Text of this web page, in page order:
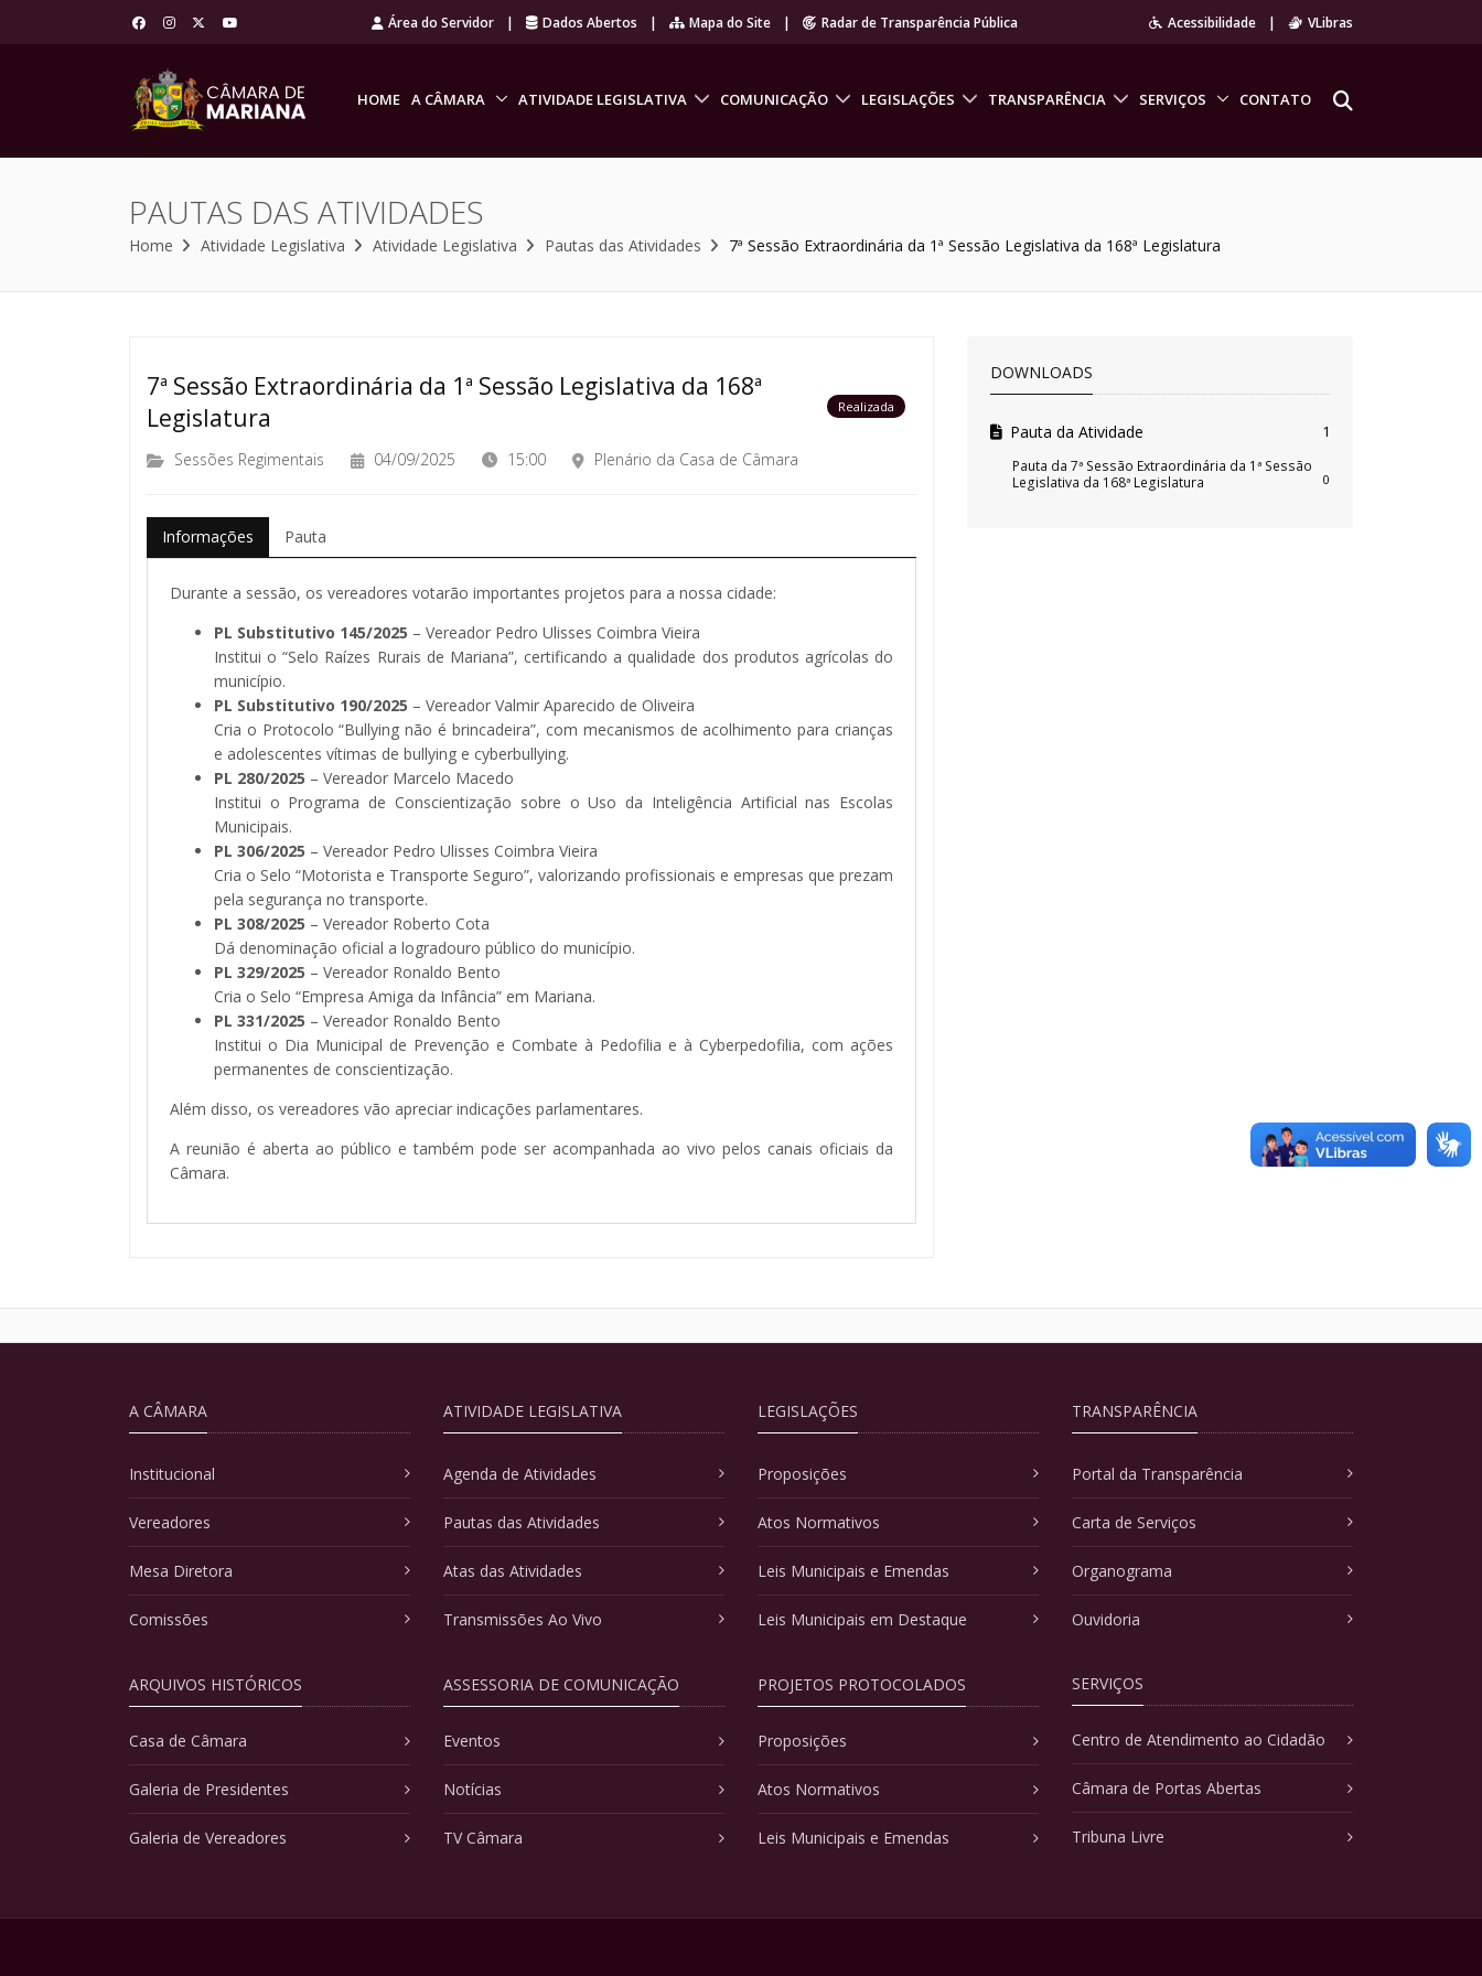
Área do Servidor | Dados Abertos | Mapa do Site | Radar de Transparência Pública Acessibilidade | VLibras
HOME A CÂMARA ATIVIDADE LEGISLATIVA COMUNICAÇÃO LEGISLAÇÕES TRANSPARÊNCIA SERVIÇOS CONTATO
PAUTAS DAS ATIVIDADES
Home Atividade Legislativa Atividade Legislativa Pautas das Atividades 7ª Sessão Extraordinária da 1ª Sessão Legislativa da 168ª Legislatura
7ª Sessão Extraordinária da 1ª Sessão Legislativa da 168ª
Legislatura
Realizada
Sessões Regimentais 04/09/2025 15:00 Plenário da Casa de Câmara
Informações Pauta
Durante a sessão, os vereadores votarão importantes projetos para a nossa cidade:
PL Substitutivo 145/2025 – Vereador Pedro Ulisses Coimbra Vieira
Institui o “Selo Raízes Rurais de Mariana”, certificando a qualidade dos produtos agrícolas do
município.
PL Substitutivo 190/2025 – Vereador Valmir Aparecido de Oliveira
Cria o Protocolo “Bullying não é brincadeira”, com mecanismos de acolhimento para crianças
e adolescentes vítimas de bullying e cyberbullying.
PL 280/2025 – Vereador Marcelo Macedo
Institui o Programa de Conscientização sobre o Uso da Inteligência Artificial nas Escolas
Municipais.
PL 306/2025 – Vereador Pedro Ulisses Coimbra Vieira
Cria o Selo “Motorista e Transporte Seguro”, valorizando profissionais e empresas que prezam
pela segurança no transporte.
PL 308/2025 – Vereador Roberto Cota
Dá denominação oficial a logradouro público do município.
PL 329/2025 – Vereador Ronaldo Bento
Cria o Selo “Empresa Amiga da Infância” em Mariana.
PL 331/2025 – Vereador Ronaldo Bento
Institui o Dia Municipal de Prevenção e Combate à Pedofilia e à Cyberpedofilia, com ações
permanentes de conscientização.
Além disso, os vereadores vão apreciar indicações parlamentares.
A reunião é aberta ao público e também pode ser acompanhada ao vivo pelos canais oficiais da
Câmara.
DOWNLOADS
Pauta da Atividade 1
Pauta da 7ª Sessão Extraordinária da 1ª Sessão
Legislativa da 168ª Legislatura
0
A CÂMARA
Institucional
Vereadores
Mesa Diretora
Comissões
ARQUIVOS HISTÓRICOS
Casa de Câmara
Galeria de Presidentes
Galeria de Vereadores
ATIVIDADE LEGISLATIVA
Agenda de Atividades
Pautas das Atividades
Atas das Atividades
Transmissões Ao Vivo
ASSESSORIA DE COMUNICAÇÃO
Eventos
Notícias
TV Câmara
LEGISLAÇÕES
Proposições
Atos Normativos
Leis Municipais e Emendas
Leis Municipais em Destaque
PROJETOS PROTOCOLADOS
Proposições
Atos Normativos
Leis Municipais e Emendas
TRANSPARÊNCIA
Portal da Transparência
Carta de Serviços
Organograma
Ouvidoria
SERVIÇOS
Centro de Atendimento ao Cidadão
Câmara de Portas Abertas
Tribuna Livre